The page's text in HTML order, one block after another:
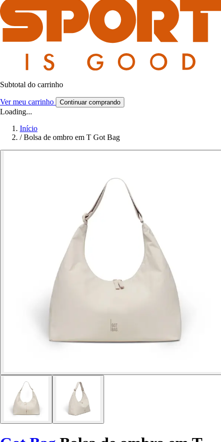
Subtotal do carrinho
Ver meu carrinho Continuar comprando
Loading...
Início
/ Bolsa de ombro em T Got Bag